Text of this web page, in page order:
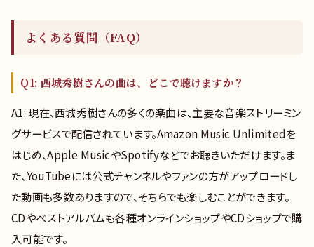
よくある質問（FAQ）
Q1: 西城秀樹さんの曲は、どこで聴けますか？
A1: 現在、西城秀樹さんの多くの楽曲は、主要な音楽ストリーミン
グサービスで配信されています。Amazon Music Unlimitedを
はじめ、Apple MusicやSpotifyなどでお聴きいただけます。ま
た、YouTubeには公式チャンネルやファンの方がアップロードし
た動画も多数ありますので、そちらでも楽しむことができます。
CDやベストアルバムも各種オンラインショップやCDショップで購
入可能です。